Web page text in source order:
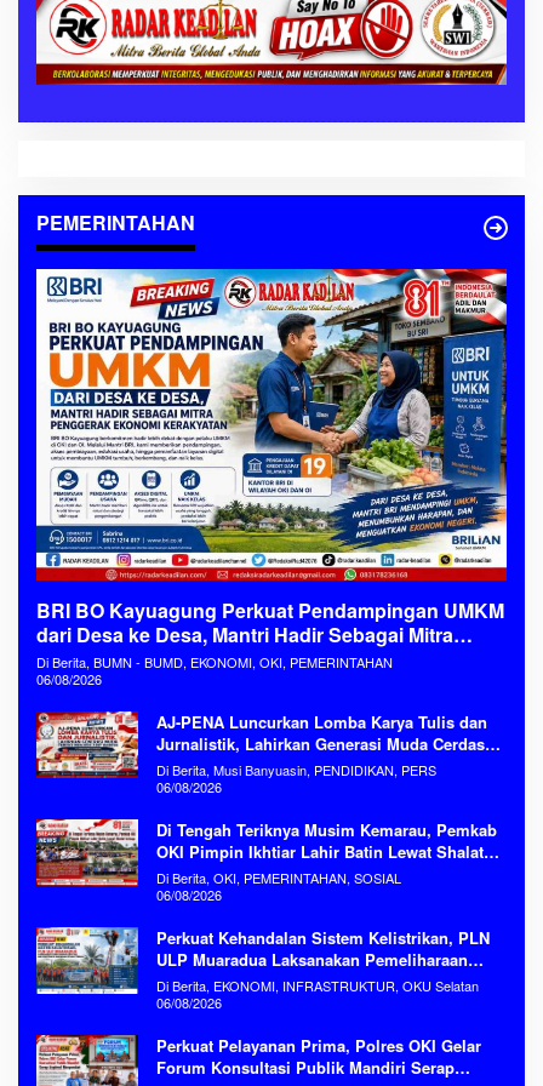
PEMERINTAHAN
BRI BO Kayuagung Perkuat Pendampingan UMKM
dari Desa ke Desa, Mantri Hadir Sebagai Mitra
Penggerak Ekonomi Kerakyatan
Di Berita, BUMN - BUMD, EKONOMI, OKI, PEMERINTAHAN
06/08/2026
AJ-PENA Luncurkan Lomba Karya Tulis dan
Jurnalistik, Lahirkan Generasi Muda Cerdas
Menjaga Aset Bangsa
Di Berita, Musi Banyuasin, PENDIDIKAN, PERS
06/08/2026
Di Tengah Teriknya Musim Kemarau, Pemkab
OKI Pimpin Ikhtiar Lahir Batin Lewat Shalat
Istisqa Memohon Turunnya Hujan
Di Berita, OKI, PEMERINTAHAN, SOSIAL
06/08/2026
Perkuat Kehandalan Sistem Kelistrikan, PLN
ULP Muaradua Laksanakan Pemeliharaan
ROW dan HAR Konstruksi Gabungan Secara
Terpadu
Di Berita, EKONOMI, INFRASTRUKTUR, OKU Selatan
06/08/2026
Perkuat Pelayanan Prima, Polres OKI Gelar
Forum Konsultasi Publik Mandiri Serap